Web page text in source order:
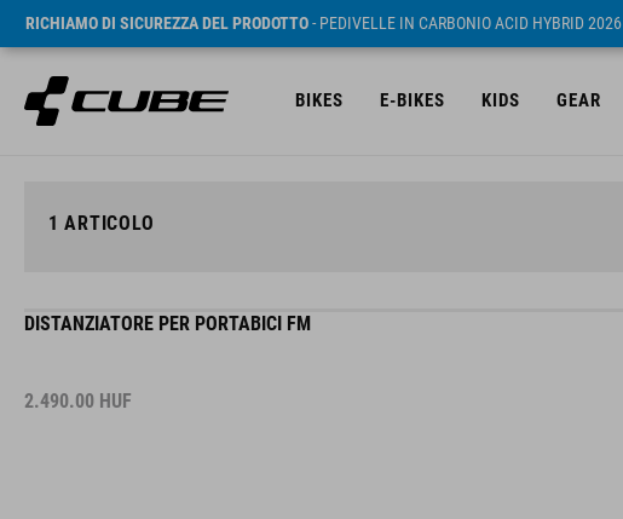
RICHIAMO DI SICUREZZA DEL PRODOTTO- PEDIVELLE IN CARBONIO ACID HYBRID 2026
BIKES E-BIKES KIDS GEAR
1 ARTICOLO
DISTANZIATORE PER PORTABICI FM
2.490.00 HUF